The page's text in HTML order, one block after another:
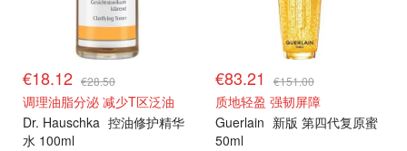
€18.12 €28.50
调理油脂分泌 减少T区泛油
Dr. Hauschka 控油修护精华
水 100ml
€83.21 €151.00
质地轻盈 强韧屏障
Guerlain 新版 第四代复原蜜
50ml